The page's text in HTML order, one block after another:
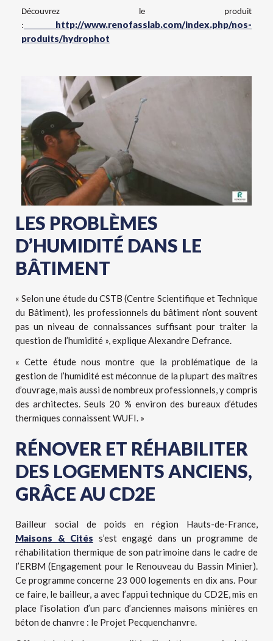
Découvrez le produit
:
http://www.renofasslab.com/index.php/nos-
produits/hydrophot
LES PROBLÈMES
D’HUMIDITÉ DANS LE
BÂTIMENT
« Selon une étude du CSTB (Centre Scientifique et Technique
du Bâtiment), les professionnels du bâtiment n’ont souvent
pas un niveau de connaissances suffisant pour traiter la
question de l’humidité », explique Alexandre Defrance.
« Cette étude nous montre que la problématique de la
gestion de l’humidité est méconnue de la plupart des maîtres
d’ouvrage, mais aussi de nombreux professionnels, y compris
des architectes. Seuls 20 % environ des bureaux d’études
thermiques connaissent WUFI. »
RÉNOVER ET RÉHABILITER
DES LOGEMENTS ANCIENS,
GRÂCE AU CD2E
Bailleur social de poids en région Hauts-de-France,
Maisons & Cités s’est engagé dans un programme de
réhabilitation thermique de son patrimoine dans le cadre de
l’ERBM (Engagement pour le Renouveau du Bassin Minier).
Ce programme concerne 23 000 logements en dix ans. Pour
ce faire, le bailleur, a avec l’appui technique du CD2E, mis en
place l’isolation d’un parc d’anciennes maisons minières en
béton de chanvre : le Projet Pecquenchanvre.